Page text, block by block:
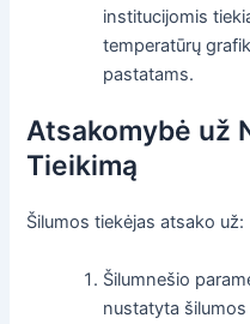
institucijomis
temperatūrų
pastatams.
Atsakomybė už
Tieikimą
Šilumos tiekėjas atsako už:
Šilumnešio
nustatyta